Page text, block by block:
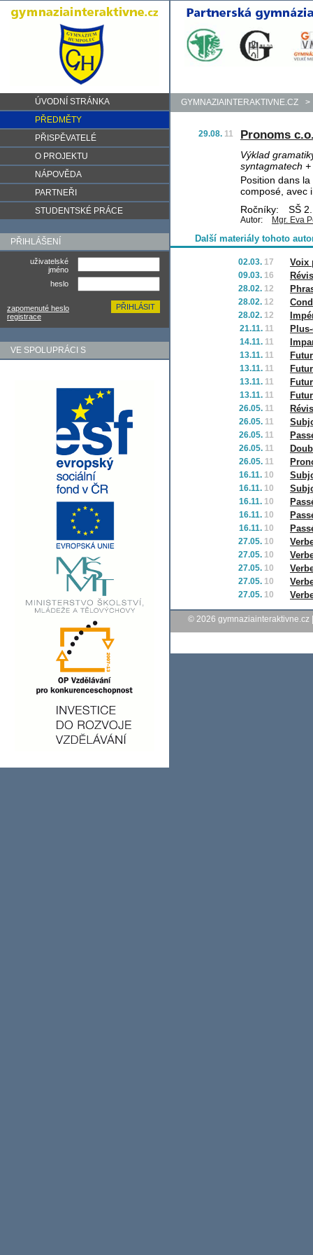
ÚVODNÍ STRÁNKA
PŘEDMĚTY
PŘISPĚVATELÉ
O PROJEKTU
NÁPOVĚDA
PARTNEŘI
STUDENTSKÉ PRÁCE
PŘIHLÁŠENÍ
uživatelské
jméno
heslo
zapomenuté heslo
registrace
VE SPOLUPRÁCI S
GYMNAZIAINTERAKTIVNE.CZ >
29.08. 11 Pronoms
Výklad
syntagmatech
Position dans
composé, avec
Ročníky:
SŠ
Autor: Mgr. Eva
Další materiály tohoto
02.03. 17 Voix
09.03. 16
28.02. 12
28.02. 12
28.02. 12
21.11. 11
14.11. 11
13.11. 11
13.11. 11
13.11. 11
13.11. 11
26.05. 11
26.05. 11
26.05. 11
26.05. 11
26.05. 11
16.11. 10
16.11. 10
16.11. 10
16.11. 10
16.11. 10
27.05. 10
27.05. 10
27.05. 10
27.05. 10
27.05. 10
© 2026 gymnaziainteraktivne.cz